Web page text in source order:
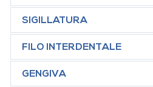
SIGILLATURA
FILO INTERDENTALE
GENGIVA